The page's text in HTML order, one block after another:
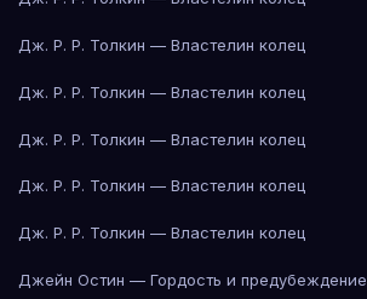
Дж. Р. Р. Толкин — Властелин колец
Дж. Р. Р. Толкин — Властелин колец
Дж. Р. Р. Толкин — Властелин колец
Дж. Р. Р. Толкин — Властелин колец
Дж. Р. Р. Толкин — Властелин колец
Джейн Остин — Гордость и предубеждение